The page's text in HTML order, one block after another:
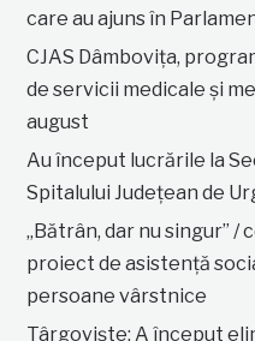
care au ajuns în
CJAS Dâmbovița,
de servicii medicale și
august
Au început lucrările la
Spitalului Județean de
„Bătrân, dar nu singur”
proiect de asistență
persoane vârstnice
Târgoviște: A început